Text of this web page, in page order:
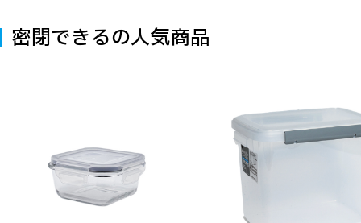
密閉できるの人気商品